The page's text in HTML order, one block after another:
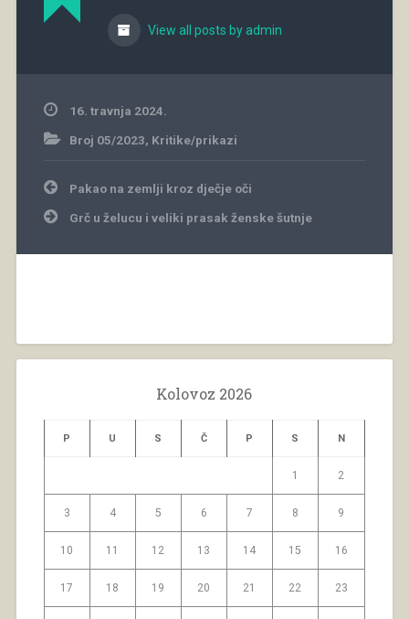
View all posts by admin
16. travnja 2024.
Broj 05/2023, Kritike/prikazi
Navigacija
objava
Pakao na zemlji kroz dječje oči
Grč u želucu i veliki prasak ženske šutnje
Kolovoz 2026
P U S Č P S N
1 2
3 4 5 6 7 8 9
10 11 12 13 14 15 16
17 18 19 20 21 22 23